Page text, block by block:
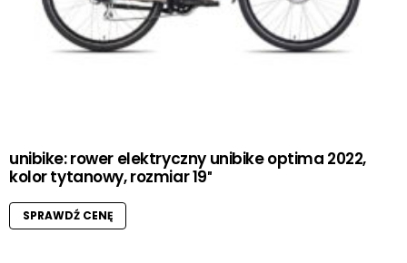
unibike: rower elektryczny unibike optima 2022,
kolor tytanowy, rozmiar 19″
SPRAWDŹ CENĘ